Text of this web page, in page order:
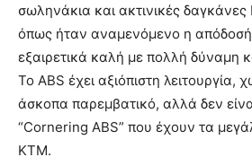
σωληνάκια και ακτινικές
όπως ήταν αναμενόμενο η
εξαιρετικά καλή με πολλή δύναμη
Το ABS έχει αξιόπιστη λειτουργία,
άσκοπα παρεμβατικό, αλλά δεν
“Cornering ABS” που έχουν τα
KTM.